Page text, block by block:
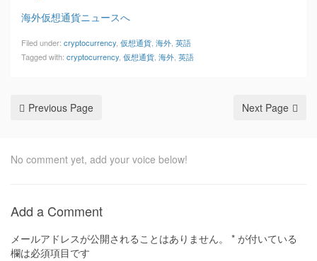
海外仮想通貨ニュースへ
Filed under: cryptocurrency 仮想通貨 海外 英語
Tagged with: cryptocurrency 仮想通貨 海外 英語
Previous Page Next Page
No comment yet, add your voice below!
Add a Comment
メールアドレスが公開されることはありません。 * が付いている
欄は必須項目です